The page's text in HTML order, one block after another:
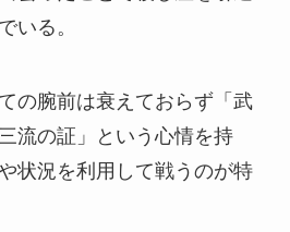
いる。
の腕前は衰えておらず「武
流の証」という心情を持
状況を利用して戦うのが特